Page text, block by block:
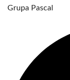
Grupa Pascal